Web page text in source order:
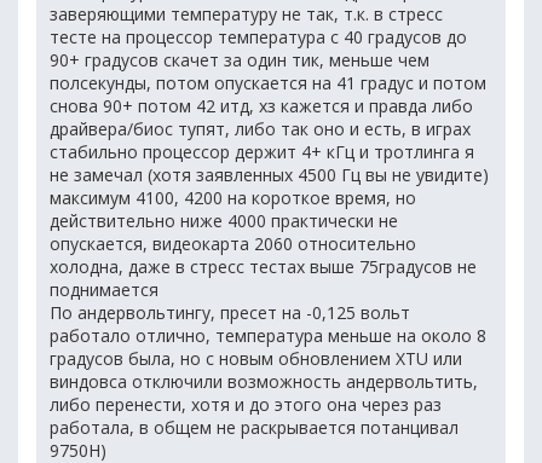
заверяющими температуру не так, т.к. в стресс
тесте на процессор температура с 40 градусов до
90+ градусов скачет за один тик, меньше чем
полсекунды, потом опускается на 41 градус и потом
снова 90+ потом 42 итд, хз кажется и правда либо
драйвера/биос тупят, либо так оно и есть, в играх
стабильно процессор держит 4+ кГц и тротлинга я
не замечал (хотя заявленных 4500 Гц вы не увидите)
максимум 4100, 4200 на короткое время, но
действительно ниже 4000 практически не
опускается, видеокарта 2060 относительно
холодна, даже в стресс тестах выше 75градусов не
поднимается
По андервольтингу, пресет на -0,125 вольт
работало отлично, температура меньше на около 8
градусов была, но с новым обновлением XTU или
виндовса отключили возможность андервольтить,
либо перенести, хотя и до этого она через раз
работала, в общем не раскрывается потанцивал
9750H)